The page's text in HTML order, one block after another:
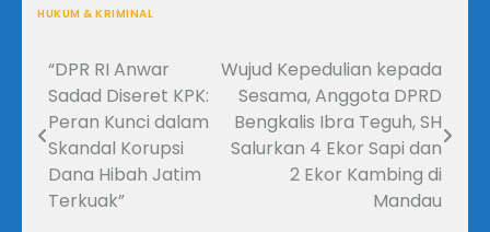
HUKUM & KRIMINAL
Navigasi
pos
“DPR RI Anwar
Sadad Diseret KPK:
Peran Kunci dalam
Skandal Korupsi
Dana Hibah Jatim
Terkuak”
Wujud Kepedulian kepada
Sesama, Anggota DPRD
Bengkalis Ibra Teguh, SH
Salurkan 4 Ekor Sapi dan
2 Ekor Kambing di
Mandau